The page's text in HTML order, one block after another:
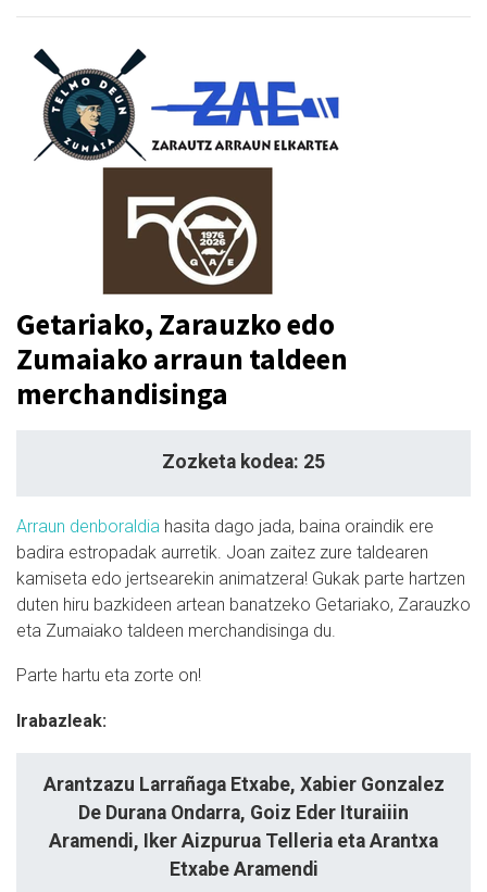
Getariako, Zarauzko edo
Zumaiako arraun taldeen
merchandisinga
Zozketa kodea: 25
Arraun denboraldia hasita dago jada, baina oraindik ere
badira estropadak aurretik. Joan zaitez zure taldearen
kamiseta edo jertsearekin animatzera! Gukak parte hartzen
duten hiru bazkideen artean banatzeko Getariako, Zarauzko
eta Zumaiako taldeen merchandisinga du.
Parte hartu eta zorte on!
Irabazleak:
Arantzazu Larrañaga Etxabe, Xabier Gonzalez
De Durana Ondarra, Goiz Eder Ituraiiin
Aramendi, Iker Aizpurua Telleria eta Arantxa
Etxabe Aramendi